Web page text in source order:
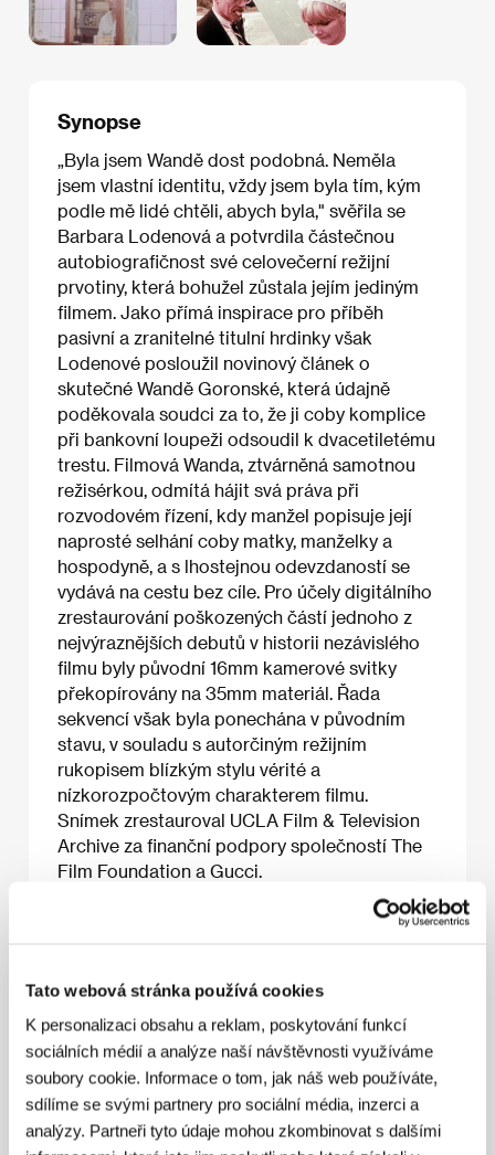
Tato webová stránka používá cookies
K personalizaci obsahu a reklam, poskytování funkcí
sociálních médií a analýze naší návštěvnosti využíváme
soubory cookie. Informace o tom, jak náš web používáte,
sdílíme se svými partnery pro sociální média, inzerci a
analýzy. Partneři tyto údaje mohou zkombinovat s dalšími
Synopse
„Byla jsem Wandě dost podobná. Neměla
jsem vlastní identitu, vždy jsem byla tím, kým
podle mě lidé chtěli, abych byla," svěřila se
Barbara Lodenová a potvrdila částečnou
autobiografičnost své celovečerní režijní
prvotiny, která bohužel zůstala jejím jediným
filmem. Jako přímá inspirace pro příběh
pasivní a zranitelné titulní hrdinky však
Lodenové posloužil novinový článek o
skutečné Wandě Goronské, která údajně
poděkovala soudci za to, že ji coby komplice
při bankovní loupeži odsoudil k dvacetiletému
trestu. Filmová Wanda, ztvárněná samotnou
režisérkou, odmítá hájit svá práva při
rozvodovém řízení, kdy manžel popisuje její
naprosté selhání coby matky, manželky a
hospodyně, a s lhostejnou odevzdaností se
vydává na cestu bez cíle. Pro účely digitálního
zrestaurování poškozených částí jednoho z
nejvýraznějších debutů v historii nezávislého
filmu byly původní 16mm kamerové svitky
překopírovány na 35mm materiál. Řada
sekvencí však byla ponechána v původním
stavu, v souladu s autorčiným režijním
rukopisem blízkým stylu vérité a
nízkorozpočtovým charakterem filmu.
Snímek zrestauroval UCLA Film & Television
Archive za finanční podpory společností The
Film Foundation a Gucci.
Režie Barbara Loden/ ScénářBarbara Loden/
KameraNicholas T. Proferes / Střih Nicholas T.
Proferes / Producent Harry Shuster / Výroba
Foundation For Filmmakers/ HrajíBarbara Loden,
Michael Higgins, Dorothy Shupenes, Peter